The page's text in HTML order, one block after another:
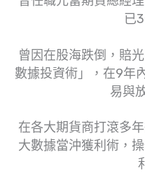
已
曾因在股海跌倒，賠
數據投資術」，在9年
易與
在各大期貨商打滾多
大數據當沖獲利術，